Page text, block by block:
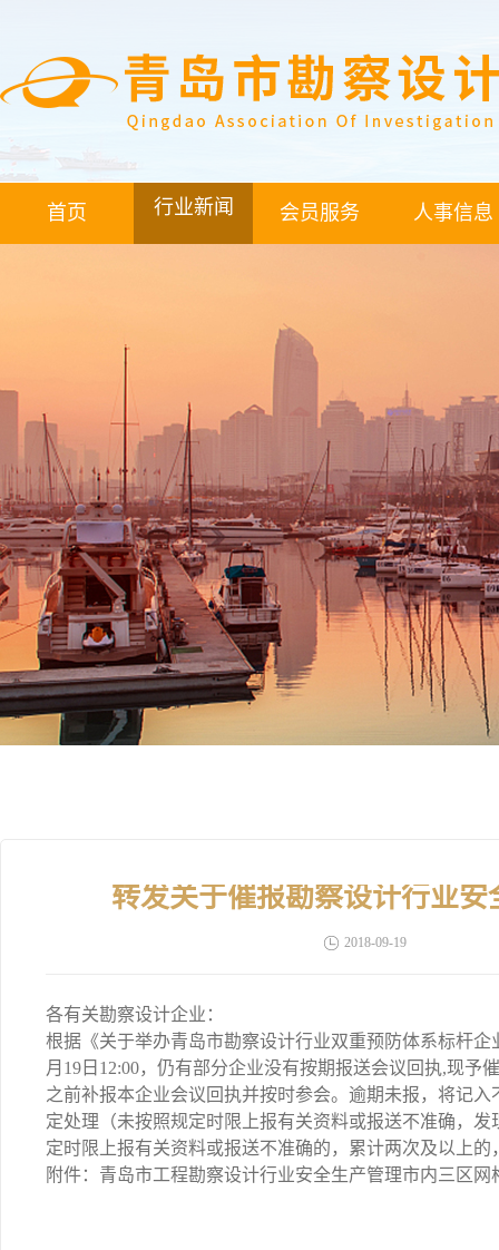
首页 行业新闻 会员服务 人事信息
转发关于催报勘察设计行业
2018-09-19
各有关勘察设计企业：
根据《关于举办青岛市勘察设计行业双重预防体系标杆企
月19日12:00，仍有部分企业没有按期报送会议回执,现予
之前补报本企业会议回执并按时参会。逾期未报，将记
定处理（未按照规定时限上报有关资料或报送不准确，
定时限上报有关资料或报送不准确的，累计两次及以上的
附件：青岛市工程勘察设计行业安全生产管理市内三区